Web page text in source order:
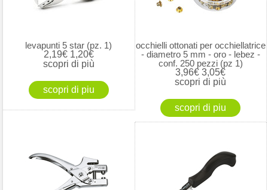
levapunti 5 star (pz. 1)
2,19€1,20€
scopri di più
occhielli ottonati per occhiellatrice
- diametro 5 mm - oro - lebez -
conf. 250 pezzi (pz 1)
3,96€ 3,05€
scopri di più